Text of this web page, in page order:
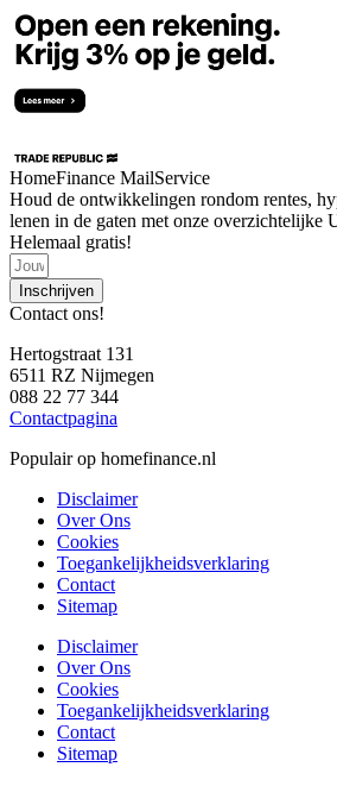
HomeFinance MailService
Houd de ontwikkelingen rondom rentes,
lenen in de gaten met onze overzichtelijke
Helemaal gratis!
Inschrijven
Contact ons!
Hertogstraat 131
6511 RZ Nijmegen
088 22 77 344
Contactpagina
Populair op homefinance.nl
Disclaimer
Over Ons
Cookies
Toegankelijkheidsverklaring
Contact
Sitemap
Disclaimer
Over Ons
Cookies
Toegankelijkheidsverklaring
Contact
Sitemap